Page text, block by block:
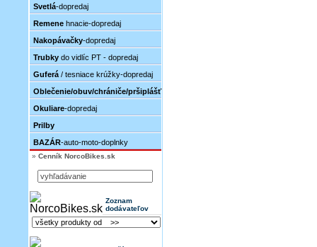
Svetlá-dopredaj
Remene hnacie-dopredaj
Nakopávačky-dopredaj
Trubky do vidlíc PT - dopredaj
Guferá / tesniace krúžky-dopredaj
Oblečenie/obuv/chrániče/pršiplášť
Okuliare-dopredaj
Prilby
BAZÁR-auto-moto-doplnky
» Cenník NorcoBikes.sk
Zoznam
dodávateľov